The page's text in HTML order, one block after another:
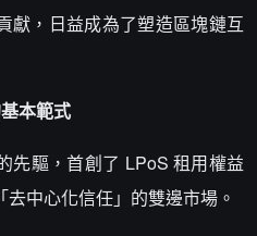
獻，日益成為了塑造區塊鏈互
本範式
先驅，首創了 LPoS 租用權益
中心化信任」的雙邊市場。